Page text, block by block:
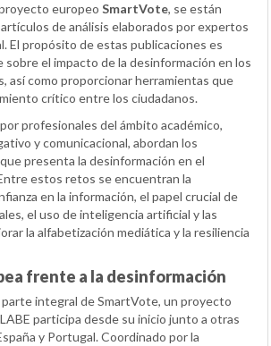
europeo SmartVote, se están
de análisis elaborados por expertos
El propósito de estas publicaciones es
el impacto de la desinformación en los
así como proporcionar herramientas que
crítico entre los ciudadanos.
profesionales del ámbito académico,
y comunicacional, abordan los
presenta la desinformación en el
estos retos se encuentran la
en la información, el papel crucial de
el uso de inteligencia artificial y las
la alfabetización mediática y la resiliencia
frente a la desinformación
integral de SmartVote, un proyecto
participa desde su inicio junto a otras
y Portugal. Coordinado por la